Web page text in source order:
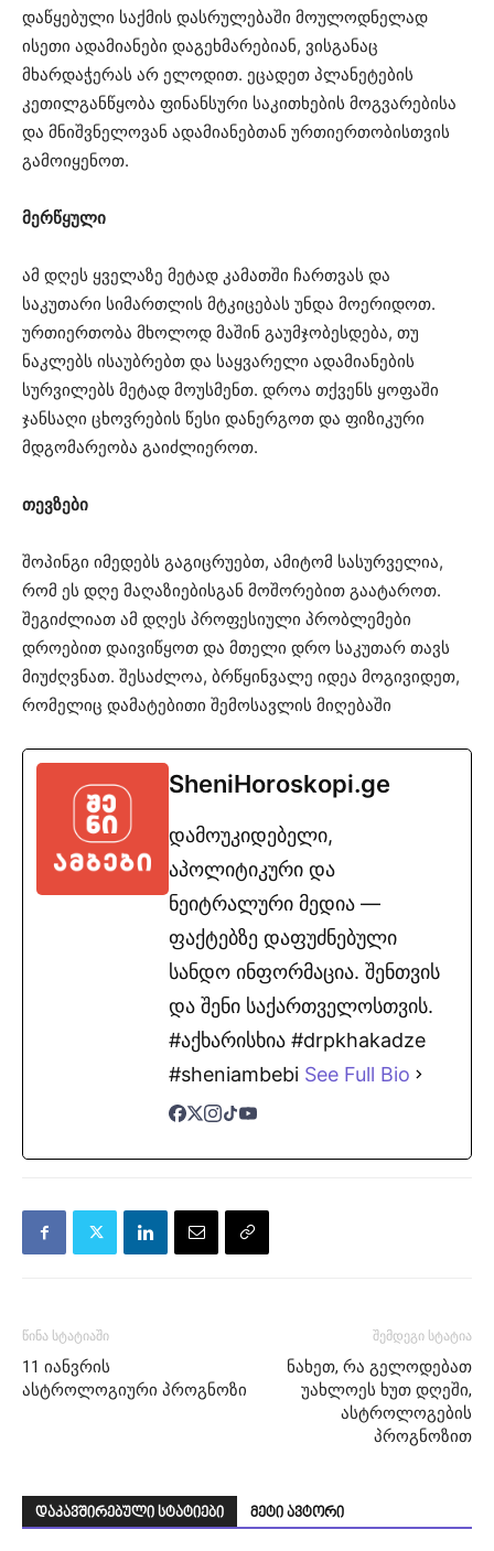
დაწყებული საქმის დასრულებაში მოულოდნელად
ისეთი ადამიანები დაგეხმარებიან, ვისგანაც
მხარდაჭერას არ ელოდით. ეცადეთ პლანეტების
კეთილგანწყობა ფინანსური საკითხების მოგვარებისა
და მნიშვნელოვან ადამიანებთან ურთიერთობისთვის
გამოიყენოთ.
მერწყული
ამ დღეს ყველაზე მეტად კამათში ჩართვას და
საკუთარი სიმართლის მტკიცებას უნდა მოერიდოთ.
ურთიერთობა მხოლოდ მაშინ გაუმჯობესდება, თუ
ნაკლებს ისაუბრებთ და საყვარელი ადამიანების
სურვილებს მეტად მოუსმენთ. დროა თქვენს ყოფაში
ჯანსაღი ცხოვრების წესი დანერგოთ და ფიზიკური
მდგომარეობა გაიძლიეროთ.
თევზები
შოპინგი იმედებს გაგიცრუებთ, ამიტომ სასურველია,
რომ ეს დღე მაღაზიებისგან მოშორებით გაატაროთ.
შეგიძლიათ ამ დღეს პროფესიული პრობლემები
დროებით დაივიწყოთ და მთელი დრო საკუთარ თავს
მიუძღვნათ. შესაძლოა, ბრწყინვალე იდეა მოგივიდეთ,
რომელიც დამატებითი შემოსავლის მიღებაში
SheniHoroskopi.ge
დამოუკიდებელი,
აპოლიტიკური და
ნეიტრალური მედია —
ფაქტებზე დაფუძნებული
სანდო ინფორმაცია. შენთვის
და შენი საქართველოსთვის.
#აქხარისხია #drpkhakadze
#sheniambebi See Full Bio
წინა სტატიაში
11 იანვრის
ასტროლოგიური პროგნოზი
შემდეგი სტატია
ნახეთ, რა გელოდებათ
უახლოეს ხუთ დღეში,
ასტროლოგების
პროგნოზით
დაკავშირებული სტატიები მეტი ავტორი